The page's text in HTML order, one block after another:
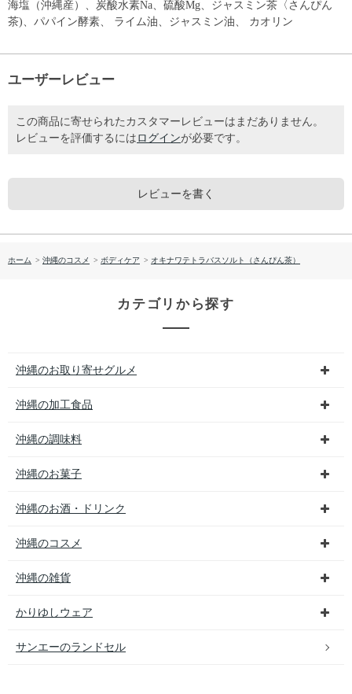
海塩（沖縄産）、炭酸水素Na、硫酸Mg、ジャスミン茶〈さんぴん
茶)、パパイン酵素、 ライム油、ジャスミン油、 カオリン
ユーザーレビュー
この商品に寄せられたカスタマーレビューはまだありません。
レビューを評価するには ログインが必要です。
レビューを書く
ホーム > 沖縄のコスメ > ボディケア > オキナワテトラバスソルト（さんぴん茶）
カテゴリから探す
沖縄のお取り寄せグルメ
沖縄の加工食品
沖縄の調味料
沖縄のお菓子
沖縄のお酒・ドリンク
沖縄のコスメ
沖縄の雑貨
かりゆしウェア
サンエーのランドセル